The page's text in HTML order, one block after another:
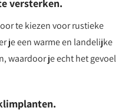
versterken.
te kiezen voor rustieke
je een warme en landelijke
waardoor je echt het gevoel